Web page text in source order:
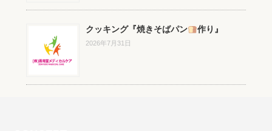
クッキング『焼きそばパン 作り』
2026年7月31日